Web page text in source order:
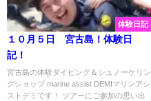
体験日記
１０月５日 宮古島！体験日
記！
宮古島の体験ダイビング＆シュノーケリン
グショップ marine assist DEMIマリンアシ
ストデミです！ ツアーにご参加の思い出